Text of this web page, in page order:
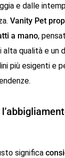
e dalle
Vanity Pet
a mano,
qualità e un
più esigenti e
significa